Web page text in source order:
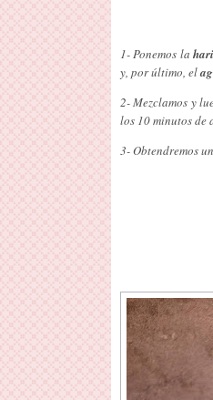
1- Ponemos la
y, por último, el
2- Mezclamos y
los 10 minutos de
3- Obtendremos